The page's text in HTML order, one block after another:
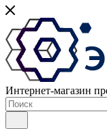
Интернет-магазин